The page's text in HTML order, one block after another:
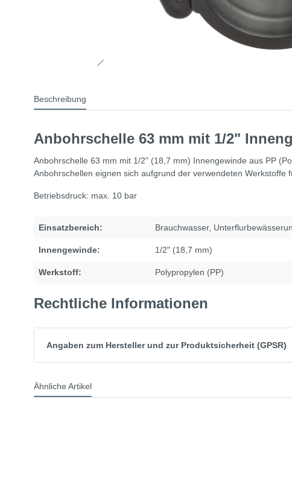
Beschreibung
Anbohrschelle 63 mm mit 1/2"
Anbohrschelle 63 mm mit 1/2" (18,7 mm) Innengewinde aus PP
Anbohrschellen eignen sich aufgrund der verwendeten Werkstoffe
Betriebsdruck: max. 10 bar
Einsatzbereich: Brauchwasser,
Innengewinde: 1/2" (18,7 mm)
Werkstoff: Polypropylen (PP)
Rechtliche Informationen
Angaben zum Hersteller und zur Produktsicherheit (GPSR)
Ähnliche Artikel